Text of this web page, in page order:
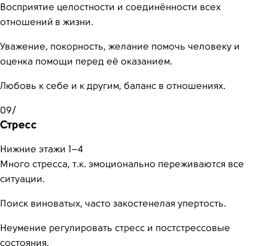
Восприятие целостности и соединённости всех
отношений в жизни.
Уважение, покорность, желание помочь человеку и
оценка помощи перед её оказанием.
Любовь к себе и к другим, баланс в отношениях.
09/
Стресс
Нижние этажи 1–4
Много стресса, т.к. эмоционально переживаются все
ситуации.
Поиск виноватых, часто закостенелая упертость.
Неумение регулировать стресс и постстрессовые
состояния.